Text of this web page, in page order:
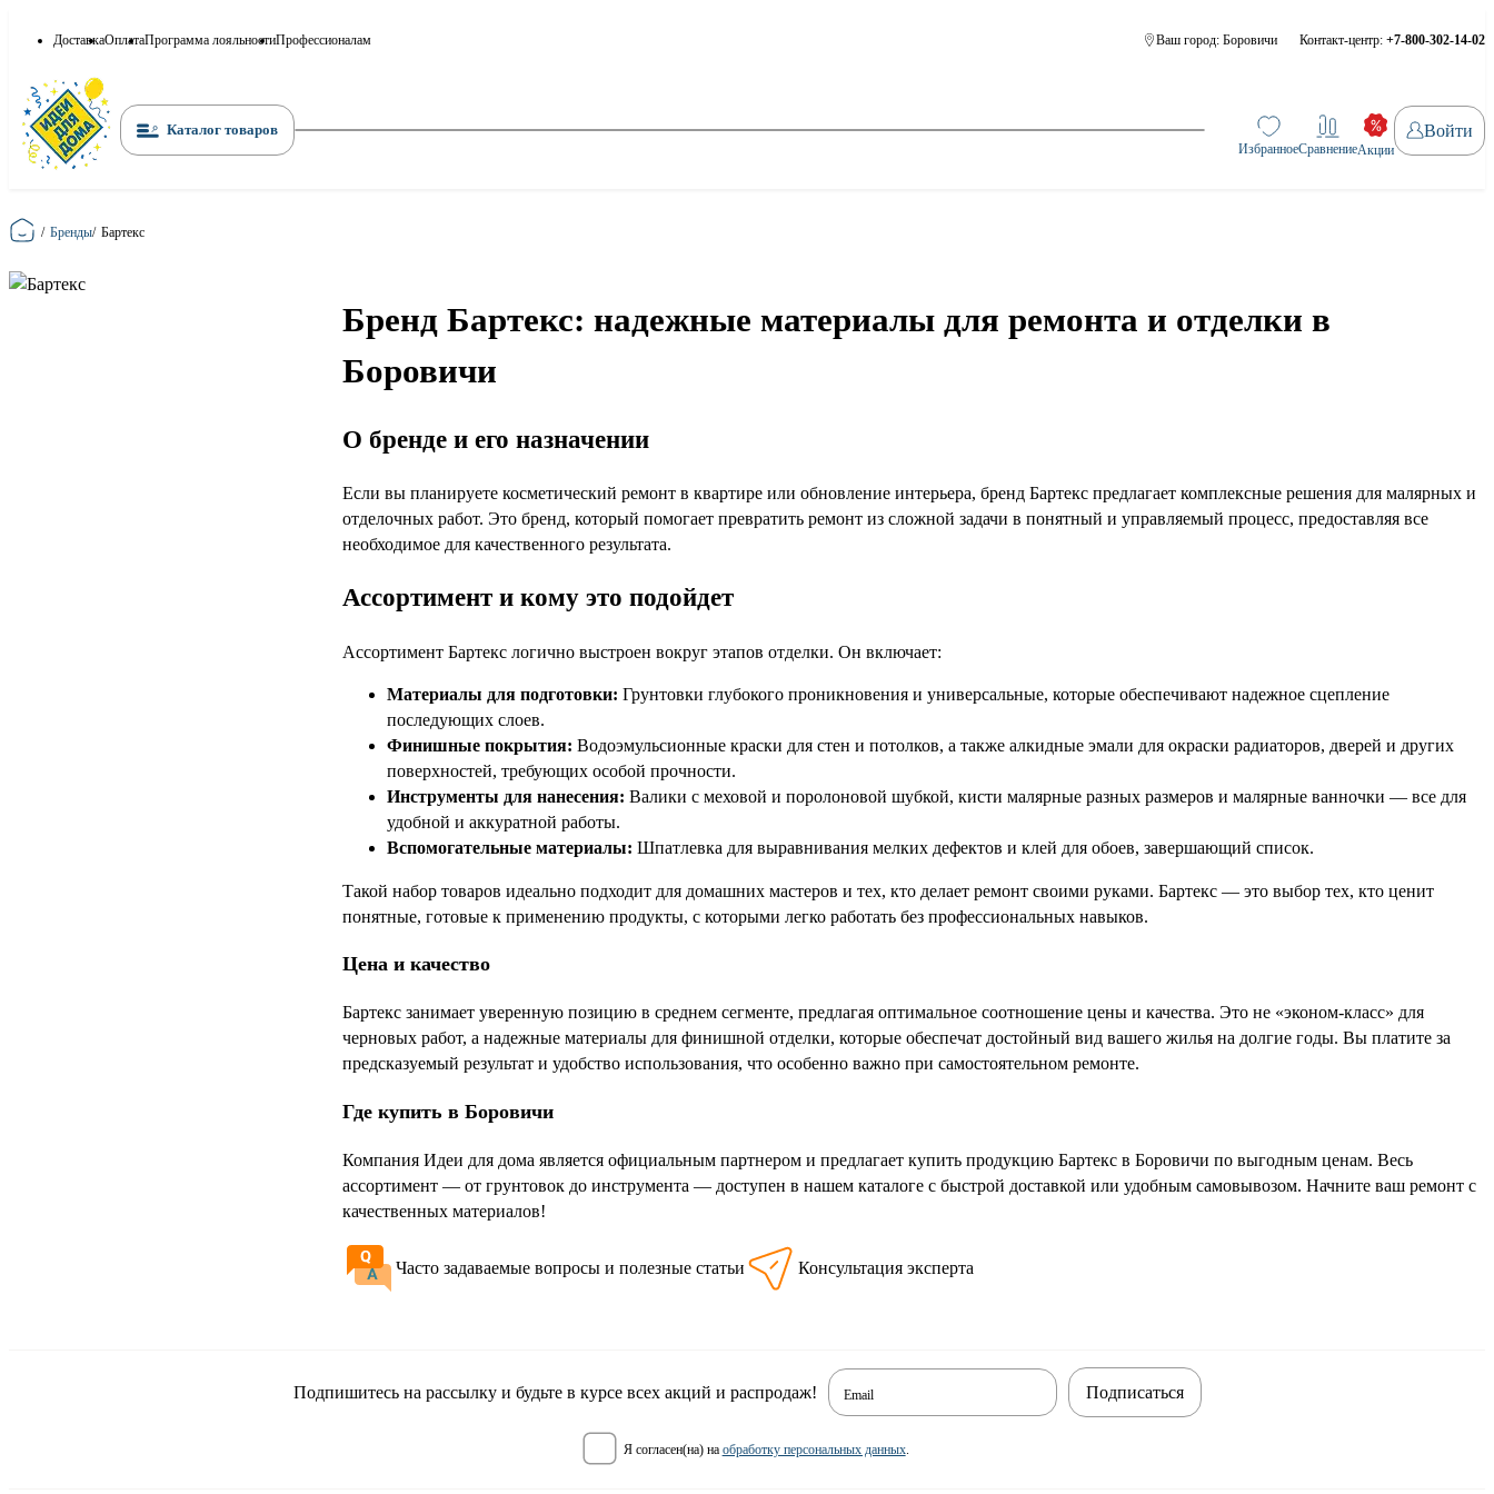
ДоставкаОплатаПрограмма лояльностиПрофессионалам Ваш город: Боровичи Контакт-центр: +7-800-302-14-02
Каталог товаров
ИзбранноеСравнениеАкции
Войти
Главная
/ Бренды/ Бартекс
Бренд Бартекс: надежные материалы для ремонта и отделки в
Боровичи
О бренде и его назначении
Если вы планируете косметический ремонт в квартире или обновление интерьера, бренд Бартекс предлагает комплексные решения для малярных и
отделочных работ. Это бренд, который помогает превратить ремонт из сложной задачи в понятный и управляемый процесс, предоставляя все
необходимое для качественного результата.
Ассортимент и кому это подойдет
Ассортимент Бартекс логично выстроен вокруг этапов отделки. Он включает:
Материалы для подготовки: Грунтовки глубокого проникновения и универсальные, которые обеспечивают надежное сцепление
последующих слоев.
Финишные покрытия: Водоэмульсионные краски для стен и потолков, а также алкидные эмали для окраски радиаторов, дверей и других
поверхностей, требующих особой прочности.
Инструменты для нанесения: Валики с меховой и поролоновой шубкой, кисти малярные разных размеров и малярные ванночки — все для
удобной и аккуратной работы.
Вспомогательные материалы: Шпатлевка для выравнивания мелких дефектов и клей для обоев, завершающий список.
Такой набор товаров идеально подходит для домашних мастеров и тех, кто делает ремонт своими руками. Бартекс — это выбор тех, кто ценит
понятные, готовые к применению продукты, с которыми легко работать без профессиональных навыков.
Цена и качество
Бартекс занимает уверенную позицию в среднем сегменте, предлагая оптимальное соотношение цены и качества. Это не «эконом-класс» для
черновых работ, а надежные материалы для финишной отделки, которые обеспечат достойный вид вашего жилья на долгие годы. Вы платите за
предсказуемый результат и удобство использования, что особенно важно при самостоятельном ремонте.
Где купить в Боровичи
Компания Идеи для дома является официальным партнером и предлагает купить продукцию Бартекс в Боровичи по выгодным ценам. Весь
ассортимент — от грунтовок до инструмента — доступен в нашем каталоге с быстрой доставкой или удобным самовывозом. Начните ваш ремонт с
качественных материалов!
Часто задаваемые вопросы и полезные статьи Консультация эксперта
Подпишитесь на рассылку и будьте в курсе всех акций и распродаж! Email
я согласен(на) на обработку персональных данных.
Подписаться